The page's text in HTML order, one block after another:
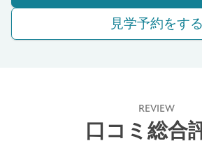
見学予約をする
REVIEW
口コミ総合